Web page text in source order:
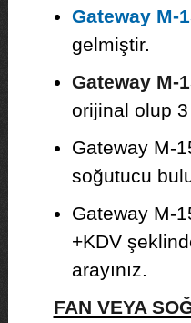
Gateway M-
gelmiştir.
Gateway M-
orijinal olup
Gateway M-
soğutucu
Gateway M-
+KDV
arayınız.
FAN VEYA